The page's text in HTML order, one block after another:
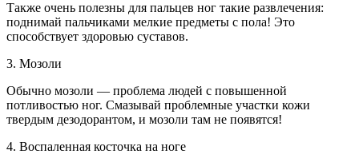
Также очень полезны для пальцев ног такие развлечения:
поднимай пальчиками мелкие предметы с пола! Это
способствует здоровью суставов.
3. Мозоли
Обычно мозоли — проблема людей с повышенной
потливостью ног. Смазывай проблемные участки кожи
твердым дезодорантом, и мозоли там не появятся!
4. Воспаленная косточка на ноге